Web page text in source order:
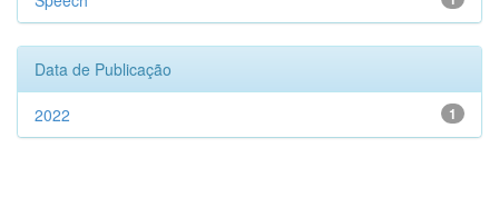
Data de Publicação
1
2022